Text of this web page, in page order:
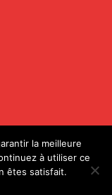
la meilleure
à utiliser ce
êtes satisfait.